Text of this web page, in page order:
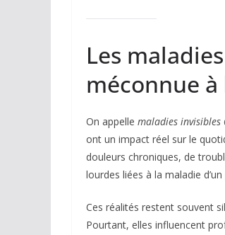
Les
méconnue à
On appelle maladies invisibles
ont un impact réel sur le
douleurs chroniques, de
lourdes liées à la maladie
Ces réalités restent souvent
Pourtant, elles influencent